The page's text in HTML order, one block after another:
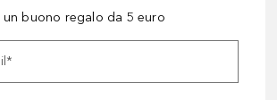
un buono regalo da 5 euro
*